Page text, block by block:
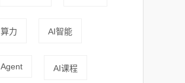
算力 AI智能
Agent AI课程